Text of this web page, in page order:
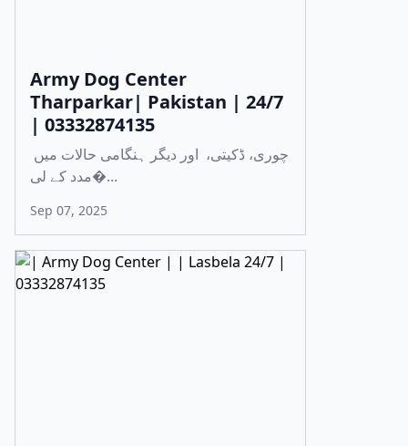
Army Dog Center
Tharparkar| Pakistan | 24/7
| 03332874135
مدد کے لی�...
Sep 07, 2025